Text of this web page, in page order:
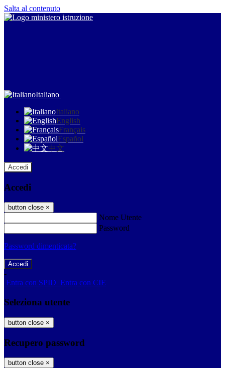
Salta al contenuto
Italiano
Italiano
English
Français
Español
中文
Accedi
Accedi
button close ×
Nome Utente
Password
Password dimenticata?
-
Entra con SPID Entra con CIE
Seleziona utente
button close ×
Recupero password
button close ×